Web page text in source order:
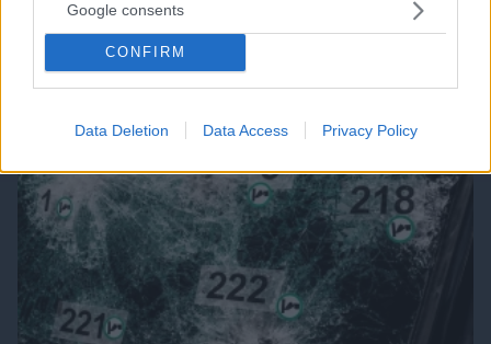
Google consents
CONFIRM
Data Deletion Data Access Privacy Policy